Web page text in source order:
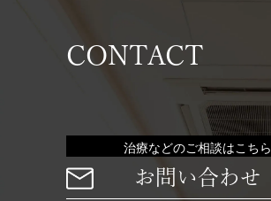
CONTACT
治療などのご相談はこちら
お問い合わせ